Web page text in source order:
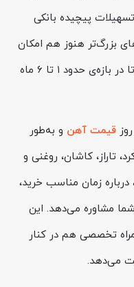
پیچیده بانکی
بزرگ‌تر هنوز هم امکان
استفاده از LC داخلی ریالی وجود دارد تا در بازه‌ی حدود ۱ تا ۶ ماه
قیمت آهن و به‌طور
تاراز، کاشان، روغنی و
زمان مناسب خرید،
مشاوره می‌دهد. این
تخصصی هم در کنار
می‌دهد.